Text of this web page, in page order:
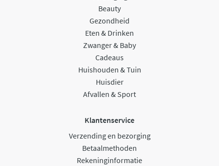
Beauty
Gezondheid
Eten & Drinken
Zwanger & Baby
Cadeaus
Huishouden & Tuin
Huisdier
Afvallen & Sport
Klantenservice
Verzending en bezorging
Betaalmethoden
Rekeninginformatie